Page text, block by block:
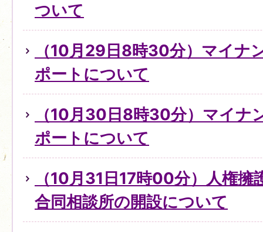
ついて
（10月29日8時30分）マイナ
ポートについて
（10月30日8時30分）マイナ
ポートについて
（10月31日17時00分）人権擁
合同相談所の開設について